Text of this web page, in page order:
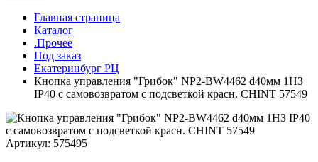
Главная страница
Каталог
.Прочее
Под заказ
Екатеринбург РЦ
Кнопка управления "Грибок" NP2-BW4462 d40мм 1НЗ
IP40 с самовозвратом с подсветкой красн. CHINT 57549
Артикул: 575495